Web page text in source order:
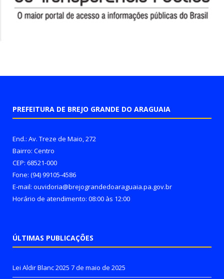
PREFEITURA DE BREJO GRANDE DO ARAGUAIA
End.: Av. Treze de Maio, 272
Bairro: Centro
CEP: 68521-000
Fone: (94) 99105-4586
E-mail: ouvidoria@brejograndedoaraguaia.pa.gov.br
Horário de atendimento: 08:00 às 12:00
ÚLTIMAS PUBLICAÇÕES
Lei Aldir Blanc 2025 7 de maio de 2025